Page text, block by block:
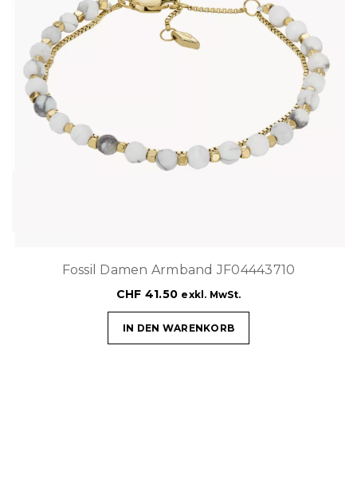
Fossil Damen Armband JF04443710
CHF 41.50 exkl. MwSt.
IN DEN WARENKORB